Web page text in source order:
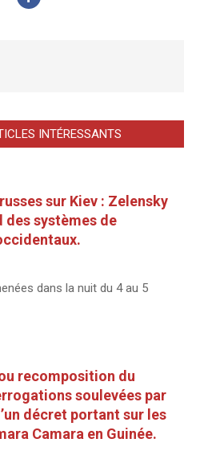
INTÉRESSANTS
sur Kiev : Zelensky
des systèmes de
dans la nuit du 4 au 5
recomposition du
soulevées par
décret portant sur les
Camara en Guinée.